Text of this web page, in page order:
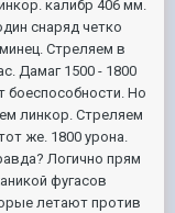
калибр 406 мм.
снаряд четко
Стреляем в
Дамаг 1500 - 1800
боеспособности. Но
линкор. Стреляем
же. 1800 урона.
Логично прям
фугасов
летают против